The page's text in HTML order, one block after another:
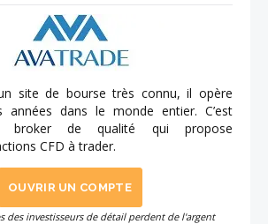
site de bourse très connu, il opère
années dans le monde entier. C’est
broker de qualité qui propose
CFD à trader.
OUVRIR UN COMPTE
des investisseurs de détail perdent de l'argent